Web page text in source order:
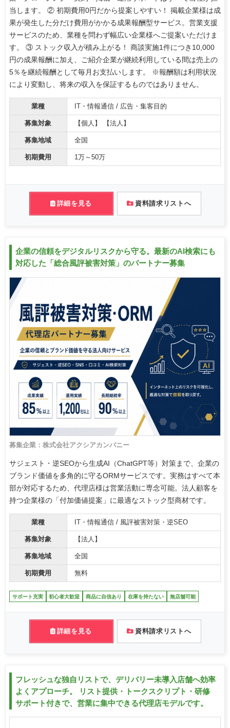
当します。 ② 初期費用0円だから提案しやすい！ 掲載企業様は成
果が発生した分だけ費用がかかる成果報酬型サービス。営業支援
サービスのため、業種を問わず幅広い企業様へご提案いただけま
す。 ③ ストック収入が積み上がる！ 商談実施1件につき10,000
円の成果報酬に加え、ご紹介企業が継続利用している間は売上の
5％を継続報酬として毎月お支払いします。 ※報酬額は利用状況
により変動し、将来の収入を保証するものではありません。
業種 IT・情報通信 / 広告・集客目的
募集対象 【個人】 【法人】
募集地域 全国
初期費用 1万～50万
詳細を見る 資料請求リストへ
企業の信頼をデジタルリスクから守る。最新のAI検索にも
対応した「総合風評被害対策」のパートナー募集
募集企業：株式会社アクシアカンパニー
サジェスト・逆SEOから生成AI（ChatGPT等）対策まで、企業の
ブランド価値を多角的に守るORMサービスです。実務はすべて本
部が対応するため、代理店様は営業活動に専念可能。法人顧客を
持つ企業様の「付加価値提案」に最適なストック型商材です。
業種 IT・情報通信 / 風評被害対策・逆SEO
募集対象 【法人】
募集地域 全国
初期費用 無料
サポート充実 初心者大歓迎 商品に自信あり 在庫を持たない 無店舗可能
詳細を見る 資料請求リストへ
フレッシュな独自リストで、デリバリー未導入店舗へ効率
よくアプローチ。 リスト提供・トークスクリプト・研修
サポート付きで、営業に集中できる代理店モデルです。